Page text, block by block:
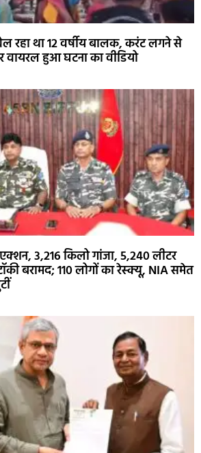
रहा था 12 वर्षीय बालक, करंट लगने से
वायरल हुआ घटना का वीडियो
3,216 किलो गांजा, 5,240 लीटर
बरामद; 110 लोगों का रेस्क्यू, NIA समेत